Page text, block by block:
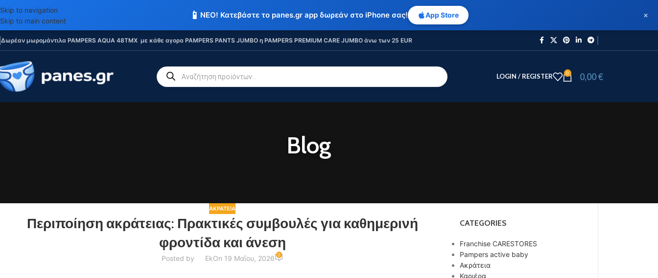
📱 ΝΕΟ! Κατεβάστε το panes.gr app δωρεάν στο iPhone σας! App Store ×
Skip to navigation
Skip to main content
Δωρέαν μωρομάντιλα PAMPERS AQUA 48TMX με κάθε αγορα PAMPERS PANTS JUMBO η PAMPERS PREMIUM CARE JUMBO άνω των 25 EUR
LOGIN / REGISTER 0 0,00€
Blog
ΑΚΡΆΤΕΙΑ
Περιποίηση ακράτειας: Πρακτικές συμβουλές για καθημερινή
φροντίδα και άνεση
Posted by EkOn 19 Μαΐου, 2026 0
CATEGORIES
Franchise CARESTORES
Pampers active baby
Ακράτεια
Καριέρα